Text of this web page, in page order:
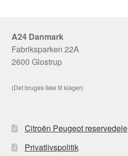
A24 Danmark
Fabriksparken 22A
2600 Glostrup
(Det bruges ikke til klager)
Citroën Peugeot reservedele
Privatlivspolitik